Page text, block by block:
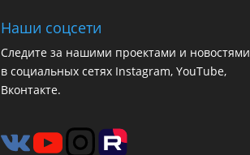
Наши соцсети
Следите за нашими проектами и новостями
в социальных сетях Instagram, YouTube,
Вконтакте.